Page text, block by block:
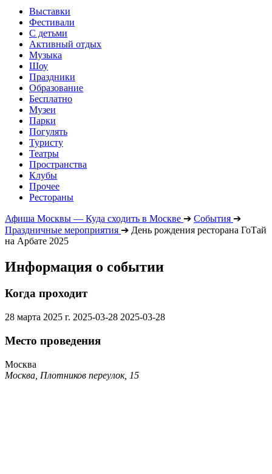
Выставки
Фестивали
С детьми
Активный отдых
Музыка
Шоу
Праздники
Образование
Бесплатно
Музеи
Парки
Погулять
Туристу
Театры
Пространства
Клубы
Прочее
Рестораны
Афиша Москвы — Куда сходить в Москве ➔ События ➔
Праздничные мероприятия ➔ День рождения ресторана ГоТай
на Арбате 2025
Информация о событии
Когда проходит
28 марта 2025 г. 2025-03-28 2025-03-28
Место проведения
Москва
Москва, Плотников переулок, 15